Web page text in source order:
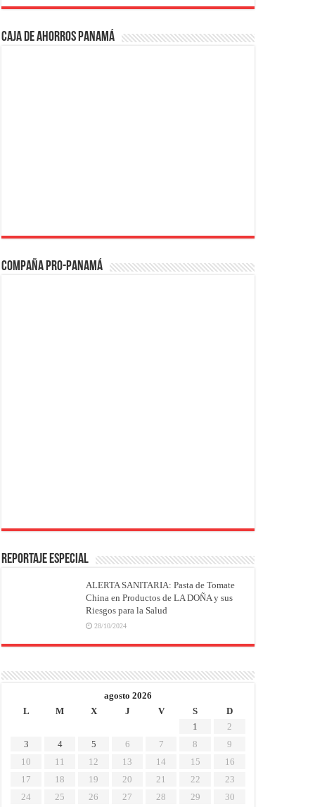
Caja de Ahorros Panamá
Compaña PRO-Panamá
REPORTAJE ESPECIAL
ALERTA SANITARIA: Pasta de Tomate
China en Productos de LA DOÑA y sus
Riesgos para la Salud
28/10/2024
agosto 2026
L
M X J V S
D
1
2
3
4 5 6 7 8
9
10
11 12 13 14 15
16
17
18 19 20 21 22
23
24
25 26 27 28 29 30